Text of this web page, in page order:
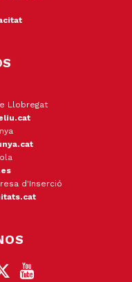
Llobregat
d'Inserció